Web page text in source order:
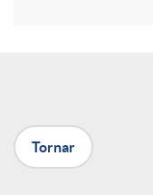
XTornar